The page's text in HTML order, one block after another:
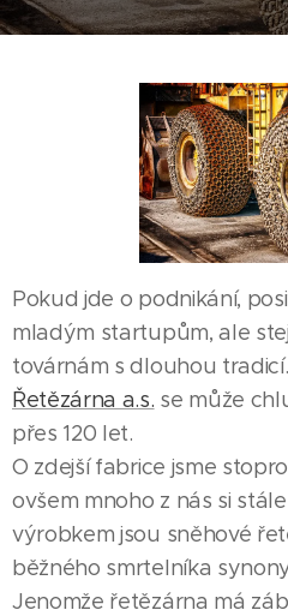
Pokud jde o podnikání,
mladým startupům, ale
továrnám s dlouhou
Řetězárna a.s. se může
přes 120 let.
O zdejší fabrice jsme
ovšem mnoho z nás si
výrobkem jsou sněhové
běžného smrtelníka
Jenomže řetězárna má